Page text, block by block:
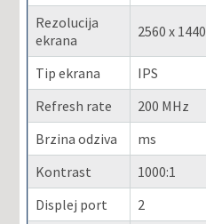
Rezolucija
ekrana
2560 x 1440
Tip ekrana
IPS
Refresh rate
200 MHz
Brzina odziva
ms
Kontrast
1000:1
Displej port
2